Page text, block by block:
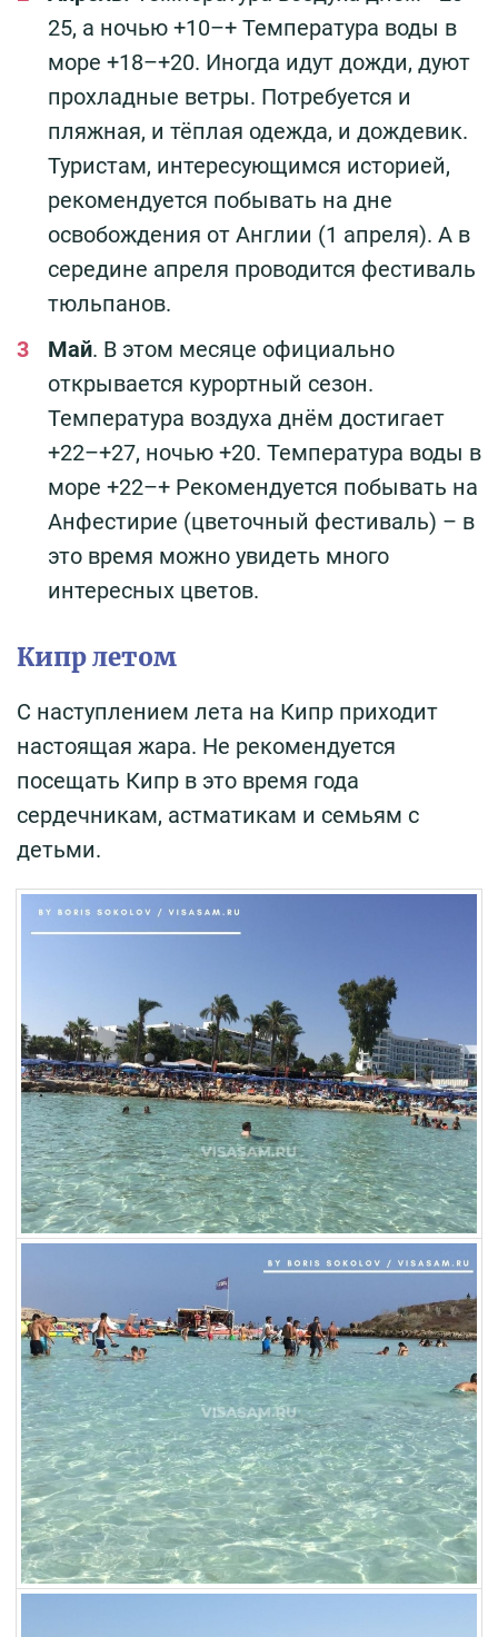
25, а ночью +10–+ Температура воды в
море +18–+20. Иногда идут дожди, дуют
прохладные ветры. Потребуется и
пляжная, и тёплая одежда, и дождевик.
Туристам, интересующимся историей,
рекомендуется побывать на дне
освобождения от Англии (1 апреля). А в
середине апреля проводится фестиваль
тюльпанов.
Май. В этом месяце официально
открывается курортный сезон.
Температура воздуха днём достигает
+22–+27, ночью +20. Температура воды в
море +22–+ Рекомендуется побывать на
Анфестирие (цветочный фестиваль) – в
это время можно увидеть много
интересных цветов.
Кипр летом
С наступлением лета на Кипр приходит
настоящая жара. Не рекомендуется
посещать Кипр в это время года
сердечникам, астматикам и семьям с
детьми.